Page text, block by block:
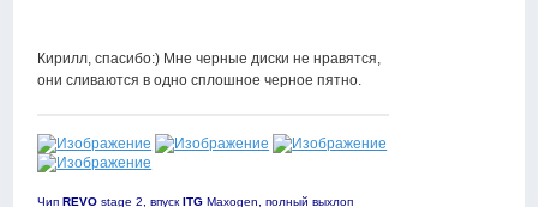
Кирилл, спасибо:) Мне черные диски не нравятся,
они сливаются в одно сплошное черное пятно.
ЧипREVO stage 2, впускITG Maxogen, полный выхлоп